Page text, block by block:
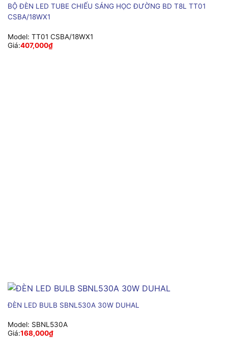
BỘ ĐÈN LED TUBE CHIẾU SÁNG HỌC ĐƯỜNG BD T8L TT01
CSBA/18WX1
Model: TT01 CSBA/18WX1
Giá:407,000₫
ĐÈN LED BULB SBNL530A 30W DUHAL
Model: SBNL530A
Giá:168,000₫